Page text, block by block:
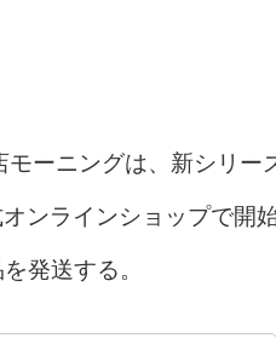
ーニングは、新シリー
ンラインショップで開
発送する。